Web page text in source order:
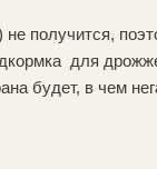
получится,
для
будет, в чем